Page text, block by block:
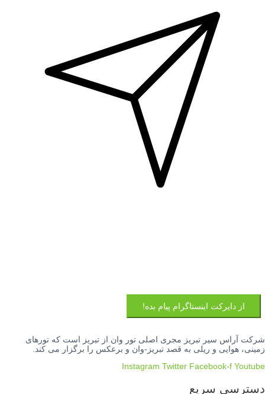
از دایرکت اینستاگرام پیام بده!
شرکت آراس سیر تبریز مجری اصلی تور وان از تبریز است که تورهای
زمینی، هوایی و ریلی به قصد تبریز-وان و برعکس را برگزار می کند.
Instagram Twitter Facebook-f Youtube
دسترسی سریع